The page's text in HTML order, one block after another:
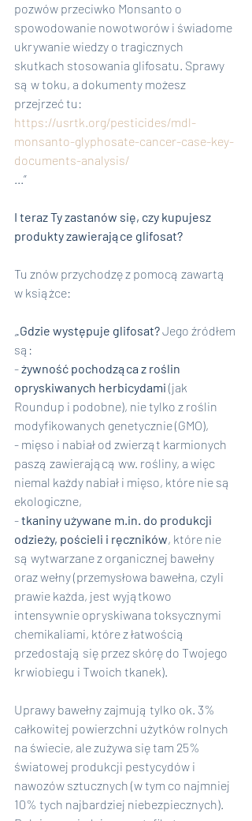
pozwów przeciwko Monsanto o
spowodowanie nowotworów i świadome
ukrywanie wiedzy o tragicznych
skutkach stosowania glifosatu. Sprawy
są w toku, a dokumenty możesz
przejrzeć tu:
https://usrtk.org/pesticides/mdl-
monsanto-glyphosate-cancer-case-key-
documents-analysis/
...”
I teraz Ty zastanów się, czy kupujesz
produkty zawierające glifosat?
Tu znów przychodzę z pomocą zawartą
w książce:
„.Gdzie występuje glifosat? Jego źródłem
są:
- żywność pochodząca z roślin
opryskiwanych herbicydami (jak
Roundup i podobne), nie tylko z roślin
modyfikowanych genetycznie (GMO),
- mięso i nabiał od zwierząt karmionych
paszą zawierającą ww. rośliny, a więc
niemal każdy nabiał i mięso, które nie są
ekologiczne,
- tkaniny używane m.in. do produkcji
odzieży, pościeli i ręczników, które nie
są wytwarzane z organicznej bawełny
oraz wełny (przemysłowa bawełna, czyli
prawie każda, jest wyjątkowo
intensywnie opryskiwana toksycznymi
chemikaliami, które z łatwością
przedostają się przez skórę do Twojego
krwiobiegu i Twoich tkanek).
Uprawy bawełny zajmują tylko ok. 3%
całkowitej powierzchni użytków rolnych
na świecie, ale zużywa się tam 25%
światowej produkcji pestycydów i
nawozów sztucznych (w tym co najmniej
10% tych najbardziej niebezpiecznych).